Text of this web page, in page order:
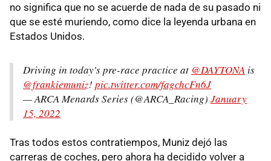
no significa que no se acuerde de nada de su pasado ni
que se esté muriendo, como dice la leyenda urbana en
Estados Unidos.
Driving in today's pre-race practice at @DAYTONAis
@frankiemuniz! pic.twitter.com/fagchcFn6J
— ARCA Menards Series (@ARCA_Racing) January
15, 2022
Tras todos estos contratiempos, Muniz dejó las
carreras de coches, pero ahora ha decidido volver a